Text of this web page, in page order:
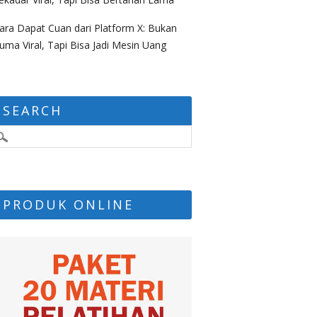
Dapat Cuan dari Platform X: Bukan
Viral, Tapi Bisa Jadi Mesin Uang
SEARCH
PRODUK ONLINE